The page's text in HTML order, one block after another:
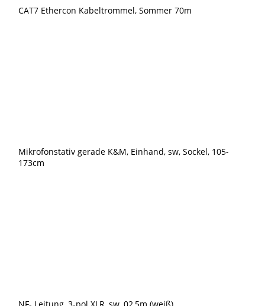
CAT7 Ethercon Kabeltrommel, Sommer 70m
Mikrofonstativ gerade K&M, Einhand, sw, Sockel, 105-
173cm